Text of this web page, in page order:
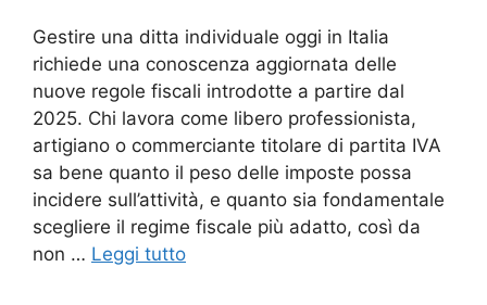
Gestire una ditta individuale oggi in Italia
richiede una conoscenza aggiornata delle
nuove regole fiscali introdotte a partire dal
2025. Chi lavora come libero professionista,
artigiano o commerciante titolare di partita IVA
sa bene quanto il peso delle imposte possa
incidere sull’attività, e quanto sia fondamentale
scegliere il regime fiscale più adatto, così da
non … Leggi tutto